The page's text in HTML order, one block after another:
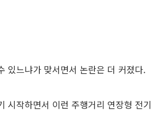
있느냐가 맞서면서 논란은 더 커졌다.
시작하면서 이런 주행거리 연장형 전기